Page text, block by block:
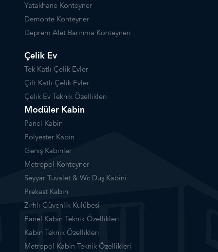
Yatakhane Konteyner
Demonte Konteyner
Deprem Afet Barınma Konteyneri
Çelik Ev
Tek Katlı Çelik Evler
Çift Katlı Çelik Evler
Çelik Ev Teknik Özellikleri
Modüler Kabin
Panel Kabin
Polyester Kabin
Geniş Kabinler
Metropol Konteyner
Seyyar Tuvalet & Wc Duş Kabini
Prekast Kabin
Zırhlı Güvenlik Kulübesi
Panel Kabin Teknik Özellikleri
Kabin Teknik Özellikleri
Metropol Kabin Teknik Özellikleri